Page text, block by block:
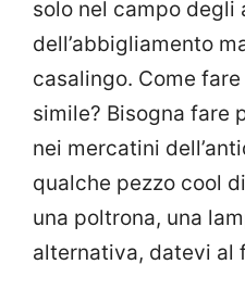
solo nel campo degli
dell’abbigliamento
casalingo. Come
simile? Bisogna fare
nei mercatini
qualche pezzo cool
una poltrona, una
alternativa, datevi al